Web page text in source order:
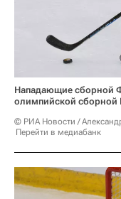
Нападающие сборной
олимпийской сборной
© РИА Новости /
Перейти в медиабанк